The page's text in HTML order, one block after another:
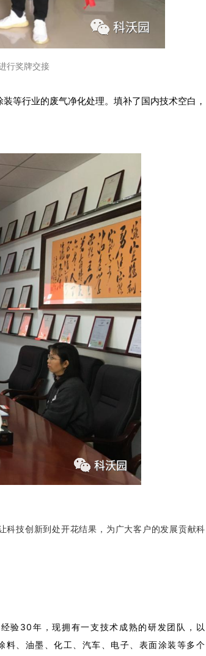
行奖牌交接
等行业的废气净化处理。填补了国内技术空白，
科技创新到处开花结果，为广大客户的发展贡献科
验30年，现拥有一支技术成熟的研发团队，以
、油墨、化工、汽车、电子、表面涂装等多个